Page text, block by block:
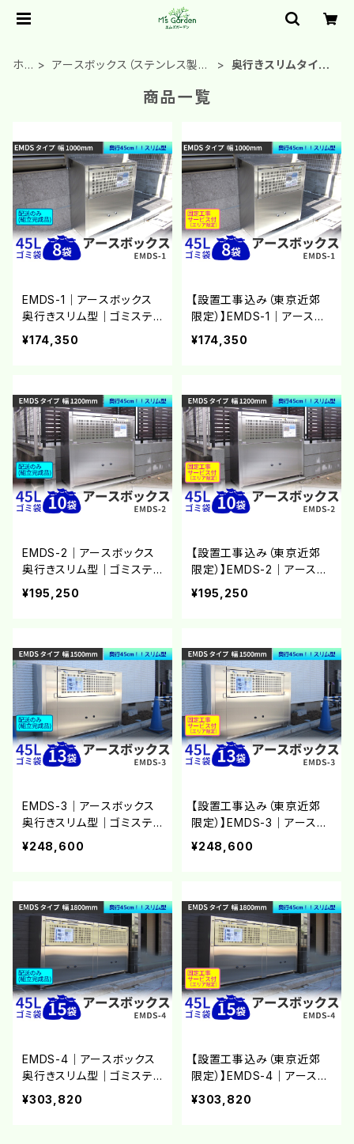
ホ
アースボックス（ステンレス製ダ
奥行きスリムタイプ
商品一覧
EMDS-1｜アースボックス
奥行きスリム型｜ゴミステ
ーション ステンレス製大型
ゴミ箱【完成品】【大型商品
¥174,350
【設置工事込み（東京近郊
限定）】EMDS-1｜アースボ
ックス 奥行きスリム型｜ゴ
ミステーション ステンレス
¥174,350
EMDS-2｜アースボックス
奥行きスリム型｜ゴミステ
ーション ステンレス製大型
ゴミ箱【完成品】【大型商品
¥195,250
【設置工事込み（東京近郊
限定）】EMDS-2｜アースボ
ックス 奥行きスリム型｜ゴ
ミステーション ステンレス
¥195,250
EMDS-3｜アースボックス
奥行きスリム型｜ゴミステ
ーション ステンレス製大型
ゴミ箱【完成品】【大型商品
¥248,600
【設置工事込み（東京近郊
限定）】EMDS-3｜アースボ
ックス 奥行きスリム型｜ゴ
ミステーション ステンレス
¥248,600
EMDS-4｜アースボックス
奥行きスリム型｜ゴミステ
ーション ステンレス製大型
ゴミ箱【完成品】【大型商品
¥303,820
【設置工事込み（東京近郊
限定）】EMDS-4｜アースボ
ックス 奥行きスリム型｜ゴ
ミステーション ステンレス
¥303,820